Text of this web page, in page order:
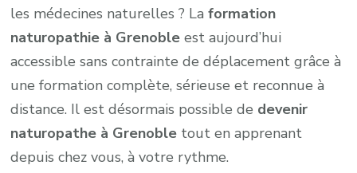
les médecines naturelles ? Laformation
naturopathie à Grenoble est aujourd’hui
accessible sans contrainte de déplacement grâce à
une formation complète, sérieuse et reconnue à
distance. Il est désormais possible de devenir
naturopathe à Grenoble tout en apprenant
depuis chez vous, à votre rythme.